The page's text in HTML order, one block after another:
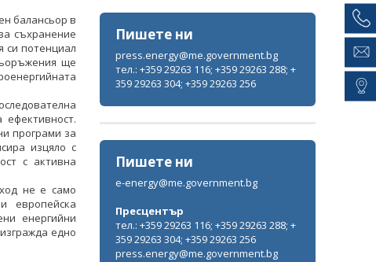
балансьор в
съхранение
си потенциал
ще
програми за
изцяло с
с активна
не е само
европейска
енергийни
едно
Пишете ни
press.energy@me.government.bg
тел.: +359 29263 116; +359 29263 288; +
359 29263 304; +359 29263 256
Пишете ни
e-energy@me.government.bg
Пресцентър
тел.: +359 29263 116; +359 29263 288; +
359 29263 304; +359 29263 256
press.energy@me.government.bg